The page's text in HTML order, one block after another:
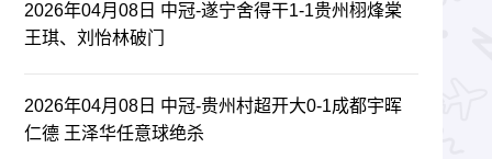
2026年04月08日 中冠-遂宁舍得干1-1贵州栩烽棠
王琪、刘怡林破门
2026年04月08日 中冠-贵州村超开大0-1成都宇晖
仁德 王泽华任意球绝杀